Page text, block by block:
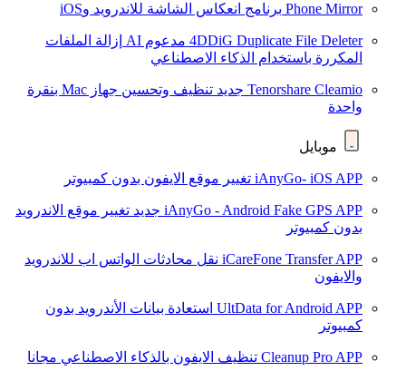
Phone Mirror برنامج انعكاس الشاشة للاندرويد وiOS
4DDiG Duplicate File Deleter مدعوم AI
إزالة الملفات
المكررة باستخدام الذكاء الاصطناعي
Tenorshare Cleamio جديد
تنظيف وتحسين جهاز Mac بنقرة
واحدة
موبايل
iAnyGo- iOS APP تغيير موقع الايفون بدون كمبيوتر
iAnyGo - Android Fake GPS APP جديد تغيير موقع الاندرويد
بدون كمبيوتر
iCareFone Transfer APP نقل محادثات الواتس اب للاندرويد
والايفون
UltData for Android APP استعادة بيانات الأندرويد بدون
كمبيوتر
Cleanup Pro APP تنظيف الايفون بالذكاء الاصطناعي مجانا